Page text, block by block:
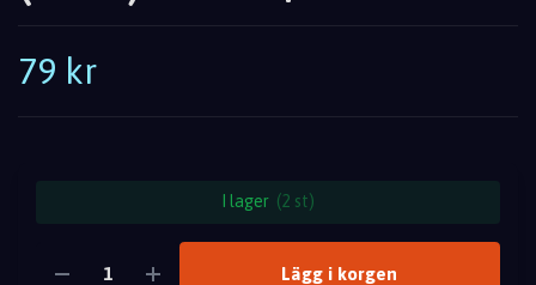
79 kr
I lager (2 st)
Lägg i korgen